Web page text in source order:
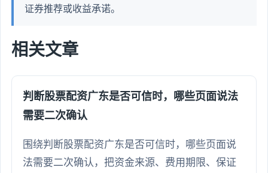
证券推荐或收益承诺。
相关文章
判断股票配资广东是否可信时，哪些页面说法
需要二次确认
围绕判断股票配资广东是否可信时，哪些页面说
法需要二次确认，把资金来源、费用期限、保证